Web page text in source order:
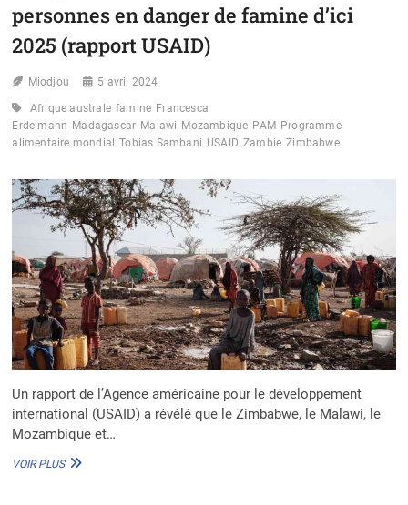
POLLUTION
ATMOSPHÉRIQUE
personnes en danger de famine d’ici
2025 (rapport USAID)
Miodjou 5 avril 2024
Afrique australe famine Francesca
Erdelmann Madagascar Malawi Mozambique PAM Programme
alimentaire mondial Tobias Sambani USAID Zambie Zimbabwe
Un rapport de l’Agence américaine pour le développement
international (USAID) a révélé que le Zimbabwe, le Malawi, le
Mozambique et…
VOIR PLUSAFRIQUE